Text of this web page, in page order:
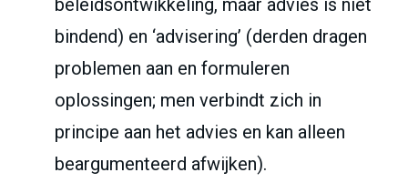
beleidsontwikkeling, maar advies is niet
bindend) en ‘advisering’ (derden dragen
problemen aan en formuleren
oplossingen; men verbindt zich in
principe aan het advies en kan alleen
beargumenteerd afwijken).